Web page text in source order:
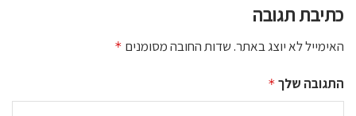
כתיבת תגובה
האימייל לא יוצג באתר.שדות החובה מסומנים *
התגובה שלך *